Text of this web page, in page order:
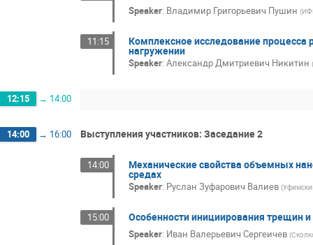
Speaker: Владимир Григорьевич Пушин (
11:15 Комплексное исследование
нагружении
Speaker: Александр Дмитриевич Никитин (
12:15 → 14:00
14:00 → 16:00 Выступления участников: Заседание 2
14:00 Механические свойства объемных
средах
Speaker: Руслан Зуфарович Валиев (
15:00 Особенности инициирования трещин
Speaker: Иван Валерьевич Сергеичев (